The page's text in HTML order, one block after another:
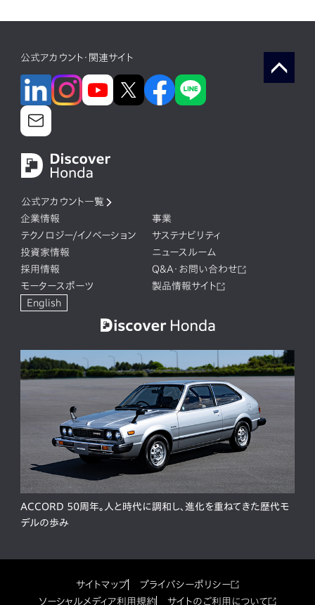
公式アカウント・関連サイト
公式アカウント一覧
企業情報
事業
テクノロジー/イノベーション
サステナビリティ
投資家情報
ニュースルーム
採用情報
Q&A・お問い合わせ
モータースポーツ
製品情報サイト
English
ACCORD 50周年。人と時代に調和し、進化を重ねてきた歴代モ
デルの歩み
サイトマップ
プライバシーポリシー
ソーシャルメディア利用規約
サイトのご利用について